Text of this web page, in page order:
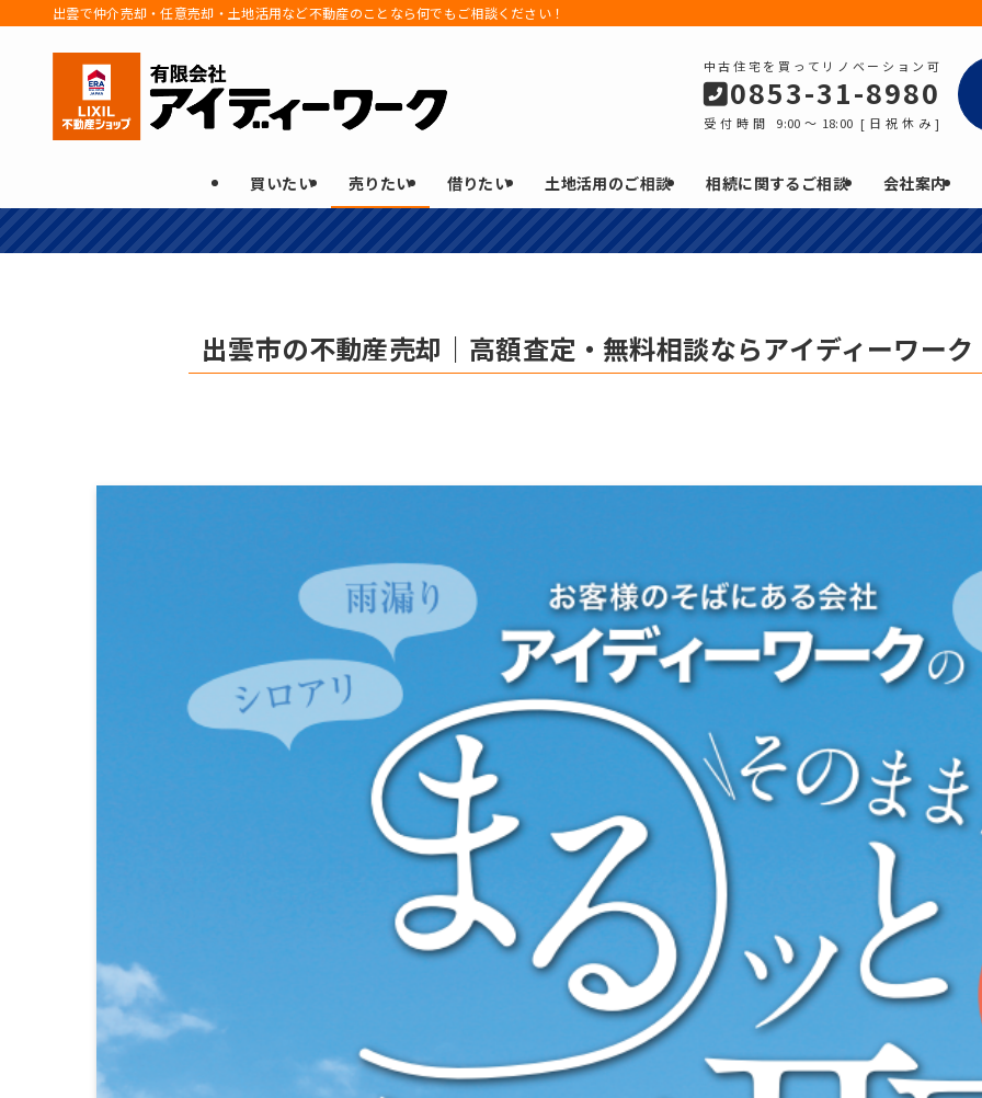
出雲で仲介売却・任意売却・土地活用など不動産のことなら何でもご相談ください！
中古住宅を買ってリノベーション可
0853-31-8980
受付時間 9:00～18:00 [日祝休み]
買いたい 売りたい 借りたい 土地活用のご相談 相続に関するご相談 会社案内
出雲市の不動産売却｜高額査定・無料相談ならアイディーワーク